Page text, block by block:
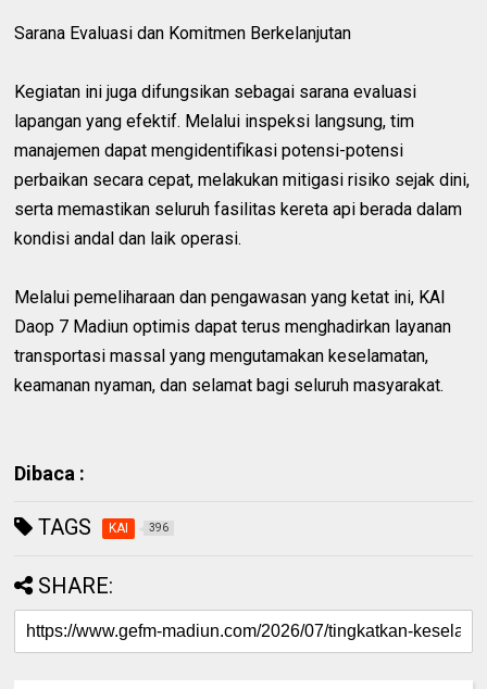
Sarana Evaluasi dan Komitmen Berkelanjutan
Kegiatan ini juga difungsikan sebagai sarana evaluasi
lapangan yang efektif. Melalui inspeksi langsung, tim
manajemen dapat mengidentifikasi potensi-potensi
perbaikan secara cepat, melakukan mitigasi risiko sejak dini,
serta memastikan seluruh fasilitas kereta api berada dalam
kondisi andal dan laik operasi.
Melalui pemeliharaan dan pengawasan yang ketat ini, KAI
Daop 7 Madiun optimis dapat terus menghadirkan layanan
transportasi massal yang mengutamakan keselamatan,
keamanan nyaman, dan selamat bagi seluruh masyarakat.
Dibaca :
TAGS KAI 396
SHARE: